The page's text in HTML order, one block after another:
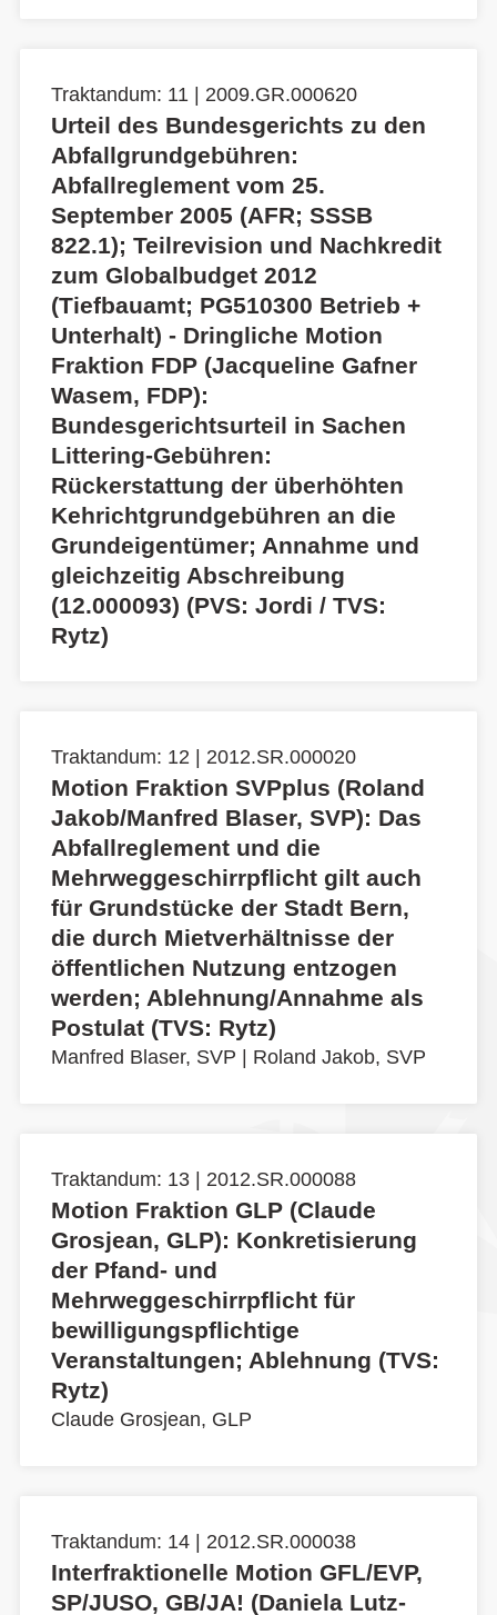
Traktandum: 11 | 2009.GR.000620
Urteil des Bundesgerichts zu den
Abfallgrundgebühren:
Abfallreglement vom 25.
September 2005 (AFR; SSSB
822.1); Teilrevision und Nachkredit
zum Globalbudget 2012
(Tiefbauamt; PG510300 Betrieb +
Unterhalt) - Dringliche Motion
Fraktion FDP (Jacqueline Gafner
Wasem, FDP):
Bundesgerichtsurteil in Sachen
Littering-Gebühren:
Rückerstattung der überhöhten
Kehrichtgrundgebühren an die
Grundeigentümer; Annahme und
gleichzeitig Abschreibung
(12.000093) (PVS: Jordi / TVS:
Rytz)
Traktandum: 12 | 2012.SR.000020
Motion Fraktion SVPplus (Roland
Jakob/Manfred Blaser, SVP): Das
Abfallreglement und die
Mehrweggeschirrpflicht gilt auch
für Grundstücke der Stadt Bern,
die durch Mietverhältnisse der
öffentlichen Nutzung entzogen
werden; Ablehnung/Annahme als
Postulat (TVS: Rytz)
Manfred Blaser, SVP Roland Jakob, SVP
Traktandum: 13 | 2012.SR.000088
Motion Fraktion GLP (Claude
Grosjean, GLP): Konkretisierung
der Pfand- und
Mehrweggeschirrpflicht für
bewilligungspflichtige
Veranstaltungen; Ablehnung (TVS:
Rytz)
Claude Grosjean, GLP
Traktandum: 14 | 2012.SR.000038
Interfraktionelle Motion GFL/EVP,
SP/JUSO, GB/JA! (Daniela Lutz-